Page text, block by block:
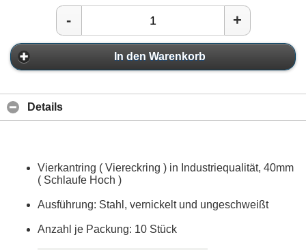
- +
In den Warenkorb
Details
Vierkantring ( Viereckring ) in Industriequalität, 40mm
( Schlaufe Hoch )
Ausführung: Stahl, vernickelt und ungeschweißt
Anzahl je Packung: 10 Stück